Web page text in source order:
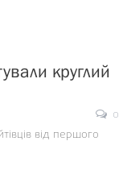
круглий
0
від першого